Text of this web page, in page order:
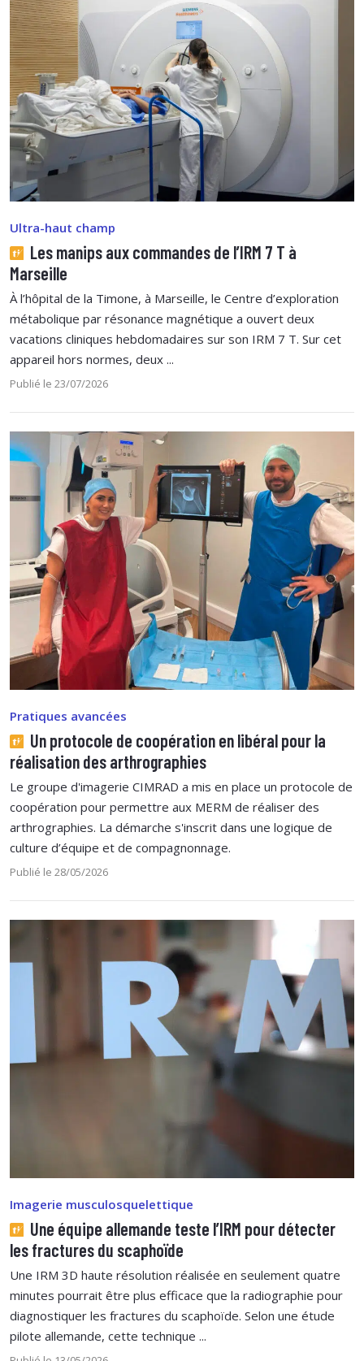
Ultra-haut champ
Les manips aux commandes de l’IRM 7 T à
Marseille
À l’hôpital de la Timone, à Marseille, le Centre d’exploration
métabolique par résonance magnétique a ouvert deux
vacations cliniques hebdomadaires sur son IRM 7 T. Sur cet
appareil hors normes, deux ...
Publié le 23/07/2026
Pratiques avancées
Un protocole de coopération en libéral pour la
réalisation des arthrographies
Le groupe d'imagerie CIMRAD a mis en place un protocole de
coopération pour permettre aux MERM de réaliser des
arthrographies. La démarche s'inscrit dans une logique de
culture d’équipe et de compagnonnage.
Publié le 28/05/2026
Imagerie musculosquelettique
Une équipe allemande teste l’IRM pour détecter
les fractures du scaphoïde
Une IRM 3D haute résolution réalisée en seulement quatre
minutes pourrait être plus efficace que la radiographie pour
diagnostiquer les fractures du scaphoïde. Selon une étude
pilote allemande, cette technique ...